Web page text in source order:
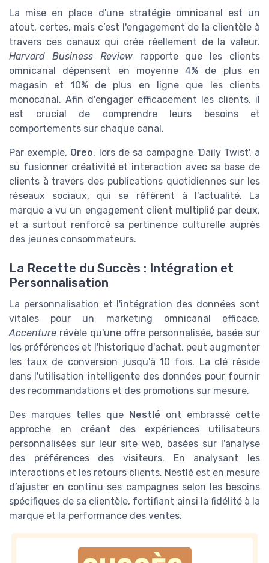
La mise en place d'une stratégie omnicanal est un
atout, certes, mais c’est l'engagement de la clientèle à
travers ces canaux qui crée réellement de la valeur.
Harvard Business Reviewrapporte que les clients
omnicanal dépensent en moyenne 4% de plus en
magasin et 10% de plus en ligne que les clients
monocanal. Afin d'engager efficacement les clients, il
est crucial de comprendre leurs besoins et
comportements sur chaque canal.
Par exemple, Oreo, lors de sa campagne 'Daily Twist', a
su fusionner créativité et interaction avec sa base de
clients à travers des publications quotidiennes sur les
réseaux sociaux, qui se réfèrent à l'actualité. La
marque a vu un engagement client multiplié par deux,
et a surtout renforcé sa pertinence culturelle auprès
des jeunes consommateurs.
La Recette du Succès : Intégration et
Personnalisation
La personnalisation et l'intégration des données sont
vitales pour un marketing omnicanal efficace.
Accenture révèle qu'une offre personnalisée, basée sur
les préférences et l'historique d'achat, peut augmenter
les taux de conversion jusqu'à 10 fois. La clé réside
dans l'utilisation intelligente des données pour fournir
des recommandations et des promotions sur mesure.
Des marques telles que Nestlé ont embrassé cette
approche en créant des expériences utilisateurs
personnalisées sur leur site web, basées sur l'analyse
des préférences des visiteurs. En analysant les
interactions et les retours clients, Nestlé est en mesure
d’ajuster en continu ses campagnes selon les besoins
spécifiques de sa clientèle, fortifiant ainsi la fidélité à la
marque et la performance des ventes.